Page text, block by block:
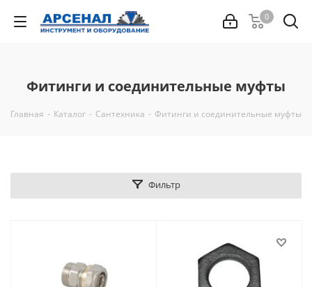
0
Фитинги и соединительные муфты
Главная - Каталог - Сантехника - Фитинги и соединительные муфты
Фильтр